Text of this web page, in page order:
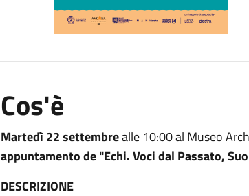
Cos'è
Martedì 22 settembrealle 10:00 al Museo
appuntamento de "Echi. Voci dal Passato,
DESCRIZIONE